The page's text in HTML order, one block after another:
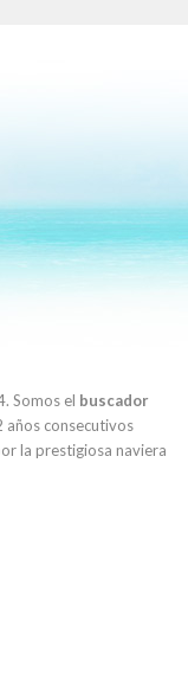
Somos el buscador
años consecutivos
la prestigiosa naviera